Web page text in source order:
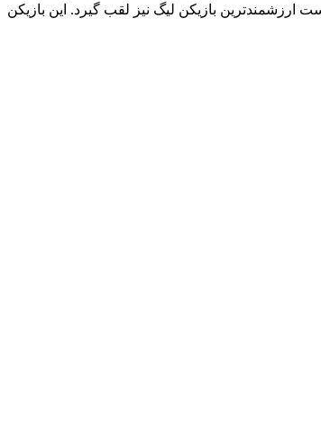
کمک به راه‌یابی تیمش به یک چهارم نهایی توانست ارزشمندترین بازیکن لیگ نیز لقب گیرد. این بازیکن